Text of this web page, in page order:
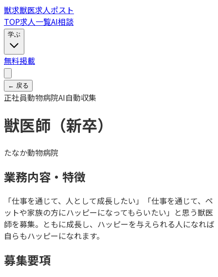
獣求獣医求人ポスト
TOP求人一覧AI相談
学ぶ
無料掲載
← 戻る
正社員動物病院AI自動収集
獣医師（新卒）
たなか動物病院
業務内容・特徴
「仕事を通じて、人として成長したい」「仕事を通じて、ペ
ットや家族の方にハッピーになってもらいたい」と思う獣医
師を募集。ともに成長し、ハッピーを与えられる人になれば
自らもハッピーになれます。
募集要項